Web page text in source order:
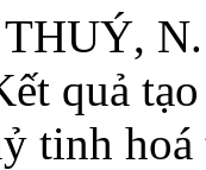
quả
tinh